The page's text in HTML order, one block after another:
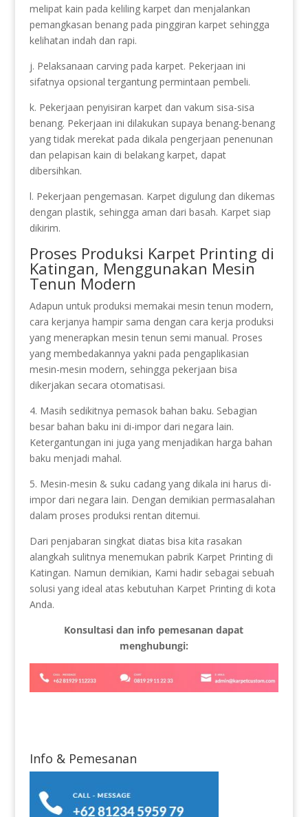
melipat kain pada keliling karpet dan menjalankan
pemangkasan benang pada pinggiran karpet sehingga
kelihatan indah dan rapi.
j. Pelaksanaan carving pada karpet. Pekerjaan ini
sifatnya opsional tergantung permintaan pembeli.
k. Pekerjaan penyisiran karpet dan vakum sisa-sisa
benang. Pekerjaan ini dilakukan supaya benang-benang
yang tidak merekat pada dikala pengerjaan penenunan
dan pelapisan kain di belakang karpet, dapat
dibersihkan.
l. Pekerjaan pengemasan. Karpet digulung dan dikemas
dengan plastik, sehingga aman dari basah. Karpet siap
dikirim.
Proses Produksi Karpet Printing di
Katingan, Menggunakan Mesin
Tenun Modern
Adapun untuk produksi memakai mesin tenun modern,
cara kerjanya hampir sama dengan cara kerja produksi
yang menerapkan mesin tenun semi manual. Proses
yang membedakannya yakni pada pengaplikasian
mesin-mesin modern, sehingga pekerjaan bisa
dikerjakan secara otomatisasi.
4. Masih sedikitnya pemasok bahan baku. Sebagian
besar bahan baku ini di-impor dari negara lain.
Ketergantungan ini juga yang menjadikan harga bahan
baku menjadi mahal.
5. Mesin-mesin & suku cadang yang dikala ini harus di-
impor dari negara lain. Dengan demikian permasalahan
dalam proses produksi rentan ditemui.
Dari penjabaran singkat diatas bisa kita rasakan
alangkah sulitnya menemukan pabrik Karpet Printing di
Katingan. Namun demikian, Kami hadir sebagai sebuah
solusi yang ideal atas kebutuhan Karpet Printing di kota
Anda.
Konsultasi dan info pemesanan dapat
menghubungi:
Info & Pemesanan